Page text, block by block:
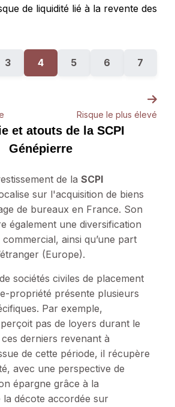
de liquidité lié à la revente des
3 4 5 6 7
Risque le plus élevé
et atouts de la SCPI
Génépierre
de la SCPI
sur l'acquisition de biens
de bureaux en France. Son
également une diversification
commercial, ainsi qu’une part
(Europe).
sociétés civiles de placement
propriété présente plusieurs
Par exemple,
pas de loyers durant le
derniers revenant à
de cette période, il récupère
avec une perspective de
épargne grâce à la
la décote accordée sur